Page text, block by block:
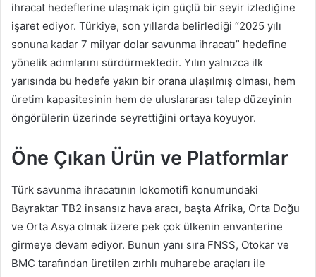
ihracat hedeflerine ulaşmak için güçlü bir seyir izlediğine
işaret ediyor. Türkiye, son yıllarda belirlediği “2025 yılı
sonuna kadar 7 milyar dolar savunma ihracatı” hedefine
yönelik adımlarını sürdürmektedir. Yılın yalnızca ilk
yarısında bu hedefe yakın bir orana ulaşılmış olması, hem
üretim kapasitesinin hem de uluslararası talep düzeyinin
öngörülerin üzerinde seyrettiğini ortaya koyuyor.
Öne Çıkan Ürün ve Platformlar
Türk savunma ihracatının lokomotifi konumundaki
Bayraktar TB2 insansız hava aracı, başta Afrika, Orta Doğu
ve Orta Asya olmak üzere pek çok ülkenin envanterine
girmeye devam ediyor. Bunun yanı sıra FNSS, Otokar ve
BMC tarafından üretilen zırhlı muharebe araçları ile